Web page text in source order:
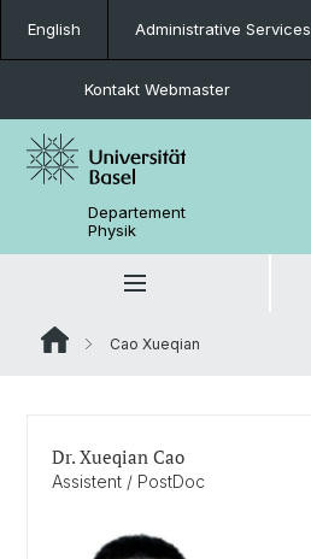
English Administrative Services
Kontakt Webmaster
Departement
Physik
Cao Xueqian
Dr. Xueqian Cao
Assistent / PostDoc